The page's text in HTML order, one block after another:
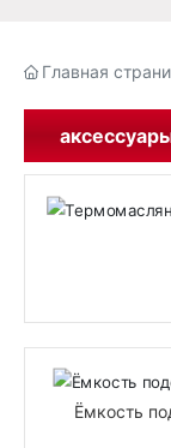
Главная
Ёмкость